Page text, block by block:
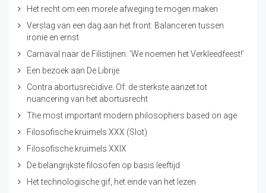
Het recht om een morele afweging te mogen maken
Verslag van een dag aan het front: Balanceren tussen
ironie en ernst
Carnaval naar de Filistijnen: ‘We noemen het Verkleedfeest!’
Een bezoek aan De Librije
Contra abortusrecidive. Of: de sterkste aanzet tot
nuancering van het abortusrecht
The most important modern philosophers based on age
Filosofische kruimels XXX (Slot)
Filosofische kruimels XXIX
De belangrijkste filosofen op basis leeftijd
Het technologische gif, het einde van het lezen